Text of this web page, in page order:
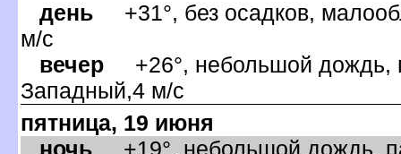
день +31°, без осадков,
м/с
ечер +26°, небольшой дождь,
Западный,4 м/с
пятница, 19 июня
ночь +19°, небольшой дождь,